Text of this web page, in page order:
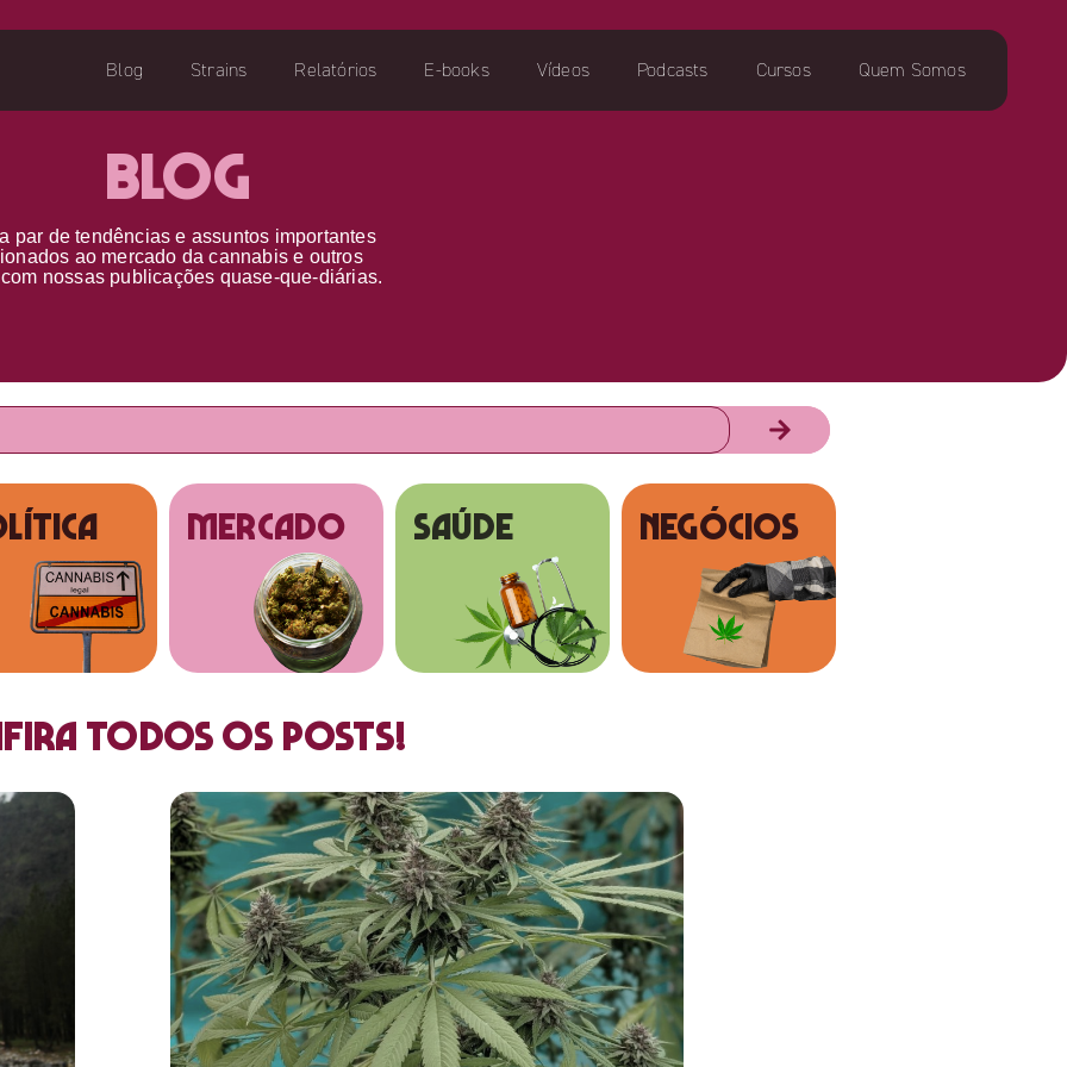
Blog Strains Relatórios E-books Vídeos Podcasts Cursos Quem Somos
Blog
par detendências e assuntos importantes
ao mercado da cannabis e outros
com nossas publicações quase-que-diárias.
MERCADO SAÚDE NEGÓCIOS
todos os posts!